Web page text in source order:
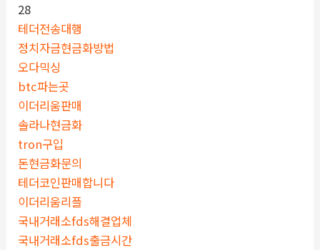
28
테더전송대행
정치자금현금화방법
오다믹싱
btc파는곳
이더리움판매
솔라나현금화
tron구입
돈현금화문의
테더코인판매합니다
이더리움리플
국내거래소fds해결업체
국내거래소fds출금시간